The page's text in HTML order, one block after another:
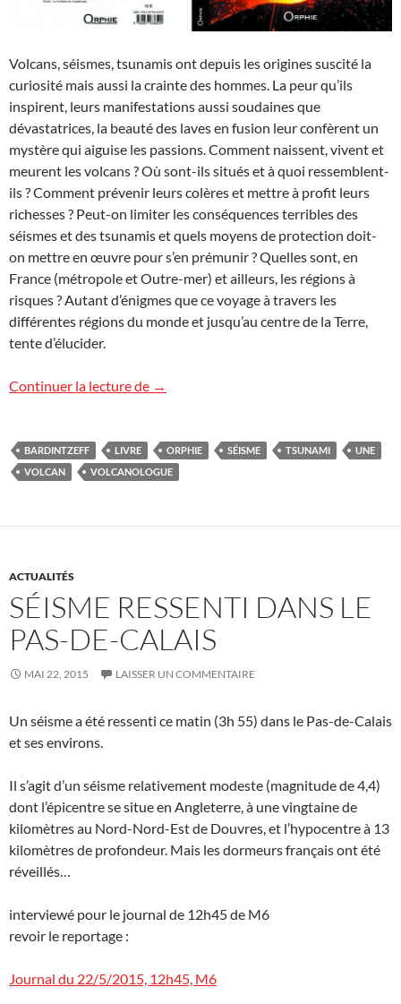
Volcans, séismes, tsunamis ont depuis les origines suscité la
curiosité mais aussi la crainte des hommes. La peur qu’ils
inspirent, leurs manifestations aussi soudaines que
dévastatrices, la beauté des laves en fusion leur confèrent un
mystère qui aiguise les passions. Comment naissent, vivent et
meurent les volcans ? Où sont-ils situés et à quoi ressemblent-
ils ? Comment prévenir leurs colères et mettre à profit leurs
richesses ? Peut-on limiter les conséquences terribles des
séismes et des tsunamis et quels moyens de protection doit-
on mettre en œuvre pour s’en prémunir ? Quelles sont, en
France (métropole et Outre-mer) et ailleurs, les régions à
risques ? Autant d’énigmes que ce voyage à travers les
différentes régions du monde et jusqu’au centre de la Terre,
tente d’élucider.
Continuer la lecture de Tout savoir sur les volcans du monde,
→
BARDINTZEFF LIVRE ORPHIE SÉISME TSUNAMI
UNE
VOLCAN
VOLCANOLOGUE
ACTUALITÉS
SÉISME RESSENTI DANS LE
PAS-DE-CALAIS
MAI 22, 2015 LAISSER UN COMMENTAIRE
Un séisme a été ressenti ce matin (3h 55) dans le Pas-de-Calais
et ses environs.
Il s’agit d’un séisme relativement modeste (magnitude de 4,4)
dont l’épicentre se situe en Angleterre, à une vingtaine de
kilomètres au Nord-Nord-Est de Douvres, et l’hypocentre à 13
kilomètres de profondeur. Mais les dormeurs français ont été
réveillés…
interviewé pour le journal de 12h45 de M6
revoir le reportage :
Journal du 22/5/2015, 12h45, M6